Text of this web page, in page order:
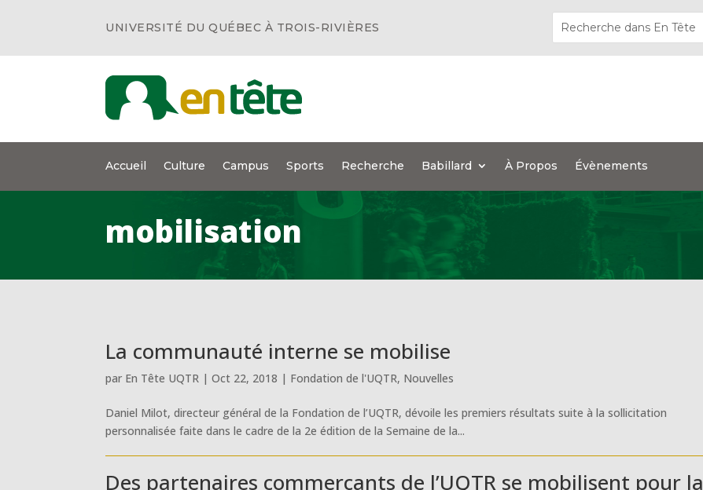
UNIVERSITÉ DU QUÉBEC À TROIS-RIVIÈRES
Accueil Culture Campus Sports Recherche Babillard À Propos Évènements
mobilisation
La communauté interne se mobilise
par En Tête UQTR |Oct 22, 2018 | Fondation de l'UQTR, Nouvelles
Daniel Milot, directeur général de la Fondation de l’UQTR, dévoile les premiers résultats suite à la sollicitation
personnalisée faite dans le cadre de la 2e édition de la Semaine de la...
Des partenaires commerçants de l’UQTR se mobilisent pour la